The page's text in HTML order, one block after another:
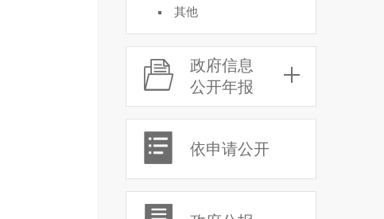
其他
政府信息
公开年报
依申请公开